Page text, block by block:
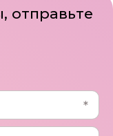
отправьте